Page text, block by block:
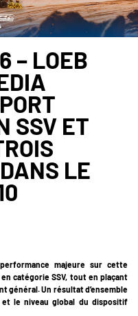
– LOEB
SSV ET
LE
majeure sur cette
catégorie SSV, tout en plaçant
général. Un résultat d’ensemble
le niveau global du dispositif